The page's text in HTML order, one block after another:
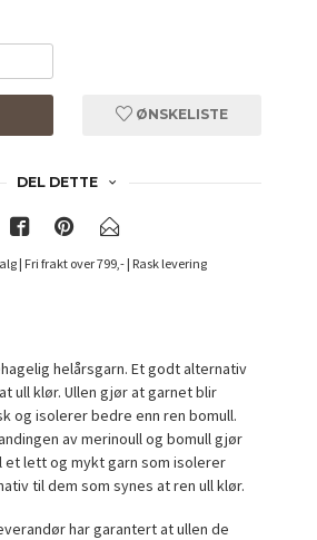
ØNSKELISTE
DEL DETTE
| Fri frakt over 799,- | Rask levering
helårsgarn. Et godt alternativ
ull klør. Ullen gjør at garnet blir
og isolerer bedre enn ren bomull.
av merinoull og bomull gjør
et lett og mykt garn som isolerer
til dem som synes at ren ull klør.
har garantert at ullen de